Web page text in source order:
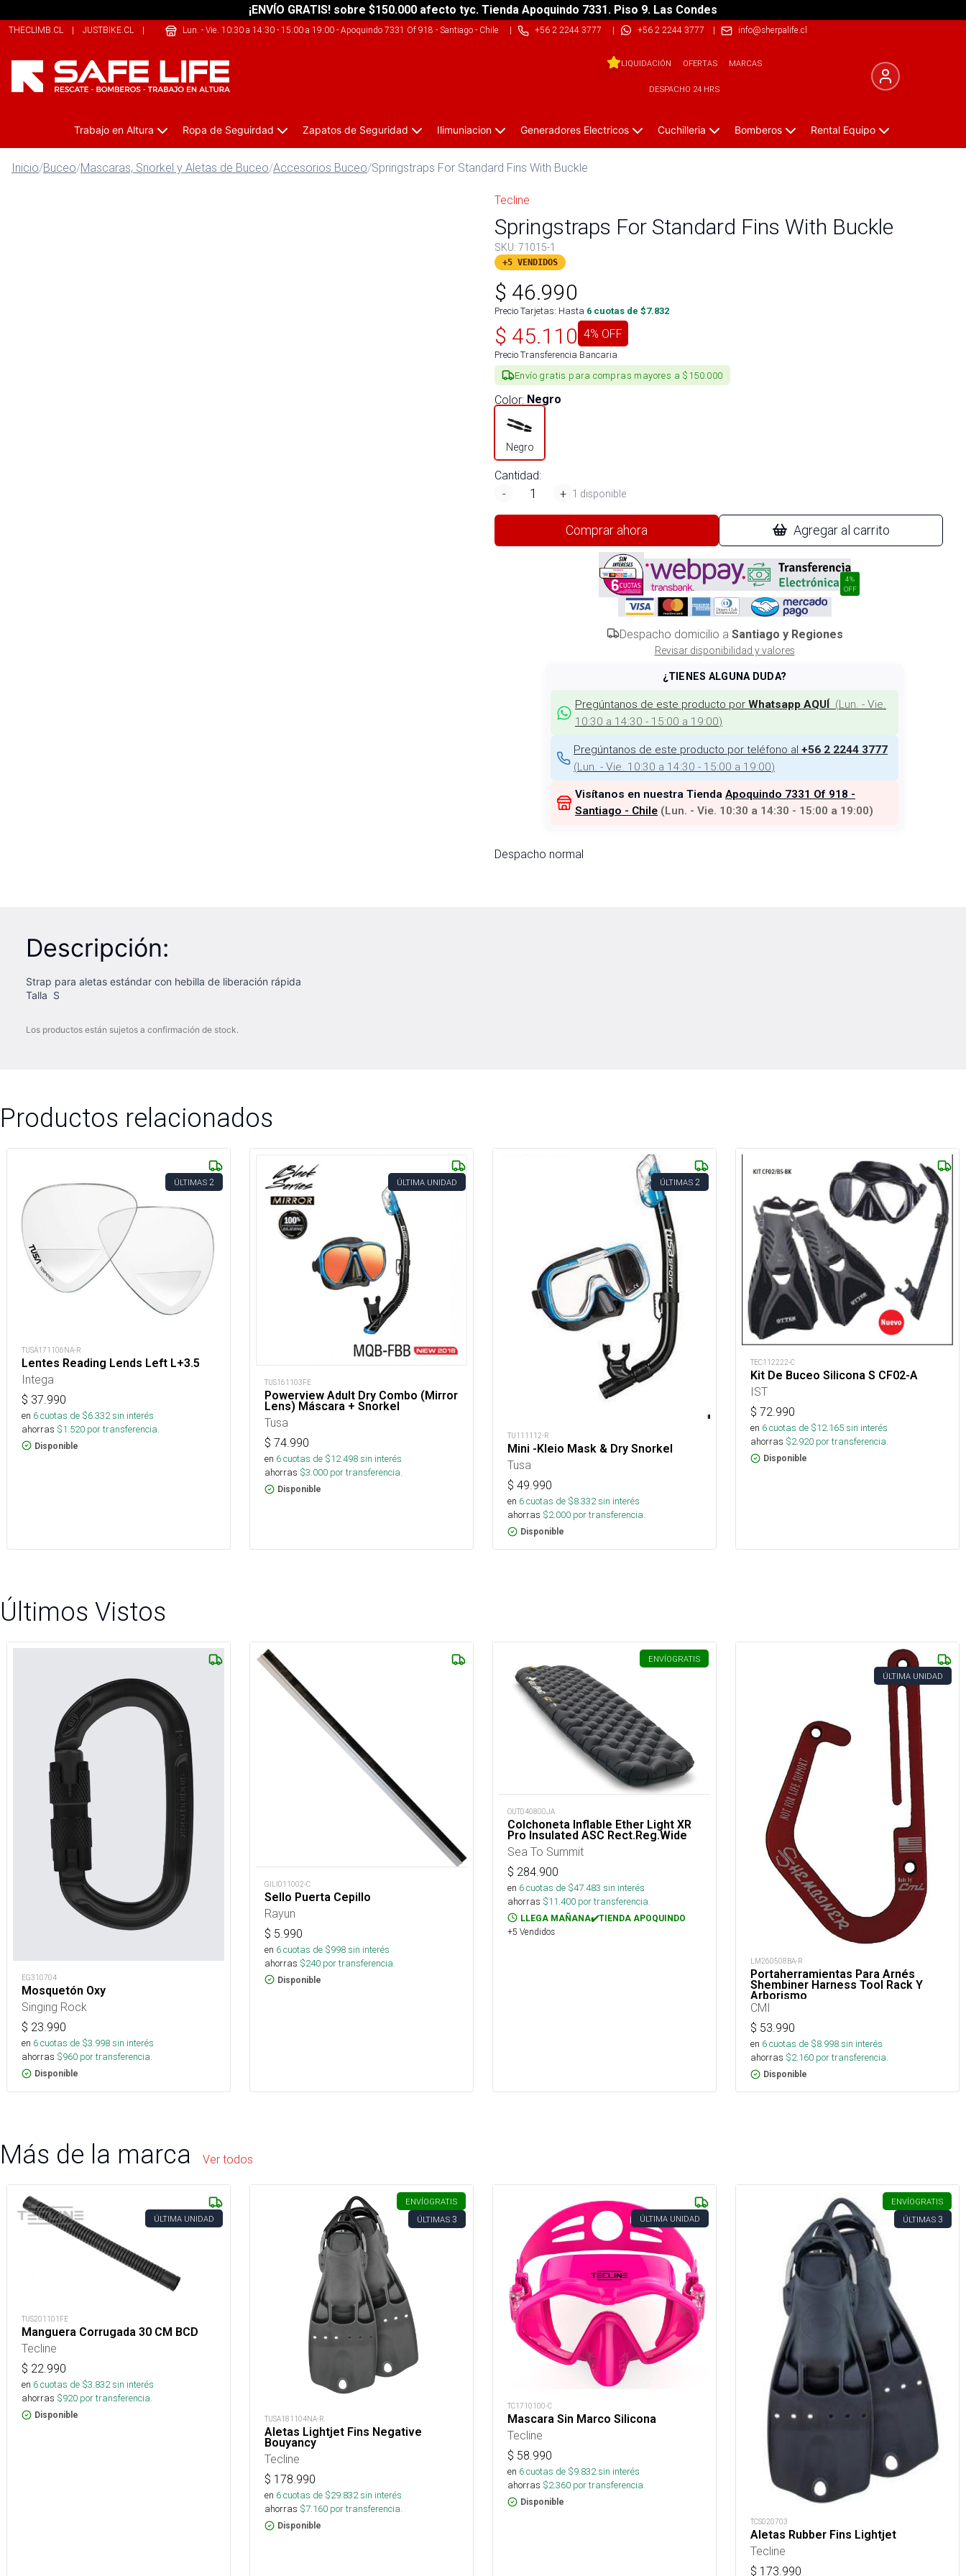
¡ENVÍO GRATIS! sobre $150.000 afecto tyc. Tienda Apoquindo 7331. Piso 9. Las Condes
THECLIMB.CL | JUSTBIKE.CL | THERIDERLAB.CL
Lun. - Vie. 10:30 a 14:30 - 15:00 a 19:00- Apoquindo 7331 Of 918 - Santiago - Chile| +56 2 2244 3777 | +56 2 2244 3777 | info@sherpalife.cl
LIQUIDACIÓN OFERTAS MARCAS
DESPACHO 24 HRS
Trabajo en Altura Ropa de Seguirdad Zapatos de Seguridad Ilimuniacion Generadores Electricos Cuchilleria Bomberos Rental Equipo
Inicio/Buceo/Mascaras, Snorkel y Aletas de Buceo/Accesorios Buceo/Springstraps For Standard Fins With Buckle
Tecline
Springstraps For Standard Fins With Buckle
SKU: 71015-1
+5 VENDIDOS
$ 46.990
Precio Tarjetas: Hasta 6 cuotas de $7.832
$ 45.110 4% OFF
Precio Transferencia Bancaria
Envío gratis para compras mayores a $150.000
Color: Negro
Negro
Cantidad:
-
+ 1 disponible
Comprar ahora Agregar al carrito
4%
OFF
Despacho domicilio a Santiago y Regiones
Revisar disponibilidad y valores
¿TIENES ALGUNA DUDA?
Pregúntanos de este producto por Whatsapp AQUÍ (Lun. - Vie.
10:30 a 14:30 - 15:00 a 19:00)
Pregúntanos de este producto por teléfono al +56 2 2244 3777
(Lun. - Vie. 10:30 a 14:30 - 15:00 a 19:00)
Visítanos en nuestra Tienda Apoquindo 7331 Of 918 -
Santiago - Chile (Lun. - Vie. 10:30 a 14:30 - 15:00 a 19:00)
Despacho normal
Descripción:
Strap para aletas estándar con hebilla de liberación rápida
Talla S
Los productos están sujetos a confirmación de stock.
Productos relacionados
ÚLTIMAS 2
TUSA171106NA-R
Lentes Reading Lends Left L+3.5
Intega
$ 37.990
en 6cuotas de $6.332sin interés
ahorras $1.520 por transferencia.
Disponible
ÚLTIMA UNIDAD
TUS161103FE
Powerview Adult Dry Combo (Mirror
Lens) Máscara + Snorkel
Tusa
$ 74.990
en 6cuotas de $12.498sin interés
ahorras $3.000 por transferencia.
Disponible
ÚLTIMAS 2
TU111112-R
Mini -Kleio Mask & Dry Snorkel
Tusa
$ 49.990
en 6cuotas de $8.332sin interés
ahorras $2.000 por transferencia.
Disponible
TEC112222-C
Kit De Buceo Silicona S CF02-A
IST
$ 72.990
en 6cuotas de $12.165sin interés
ahorras $2.920 por transferencia.
Disponible
Últimos Vistos
EG310704
Mosquetón Oxy
Singing Rock
$ 23.990
en 6cuotas de $3.998sin interés
ahorras $960 por transferencia.
Disponible
GILI011002-C
Sello Puerta Cepillo
Rayun
$ 5.990
en 6cuotas de $998sin interés
ahorras $240 por transferencia.
Disponible
ENVÍOGRATIS
OUT040800JA
Colchoneta Inflable Ether Light XR
Pro Insulated ASC Rect.Reg.Wide
Sea To Summit
$ 284.900
en 6cuotas de $47.483 sin interés
ahorras $11.400 por transferencia.
LLEGA MAÑANA✔️TIENDA APOQUINDO
+5 Vendidos
ÚLTIMA UNIDAD
LM260508BA-R
Portaherramientas Para Arnés
Shembiner Harness Tool Rack Y
Arborismo
CMI
$ 53.990
en 6cuotas de $8.998sin interés
ahorras $2.160 por transferencia.
Disponible
Más de la marca Ver todos
ÚLTIMA UNIDAD
TUS201101FE
Manguera Corrugada 30 CM BCD
Tecline
$ 22.990
en 6cuotas de $3.832sin interés
ahorras $920 por transferencia.
Disponible
ENVÍOGRATIS
ÚLTIMAS 3
TUSA181104NA-R
Aletas Lightjet Fins Negative
Bouyancy
Tecline
$ 178.990
en 6cuotas de $29.832sin interés
ahorras $7.160 por transferencia.
Disponible
ÚLTIMA UNIDAD
TC1710100-C
Mascara Sin Marco Silicona
Tecline
$ 58.990
en 6cuotas de $9.832sin interés
ahorras $2.360 por transferencia.
Disponible
ENVÍOGRATIS
ÚLTIMAS 3
TCS020703
Aletas Rubber Fins Lightjet
Tecline
$ 173.990